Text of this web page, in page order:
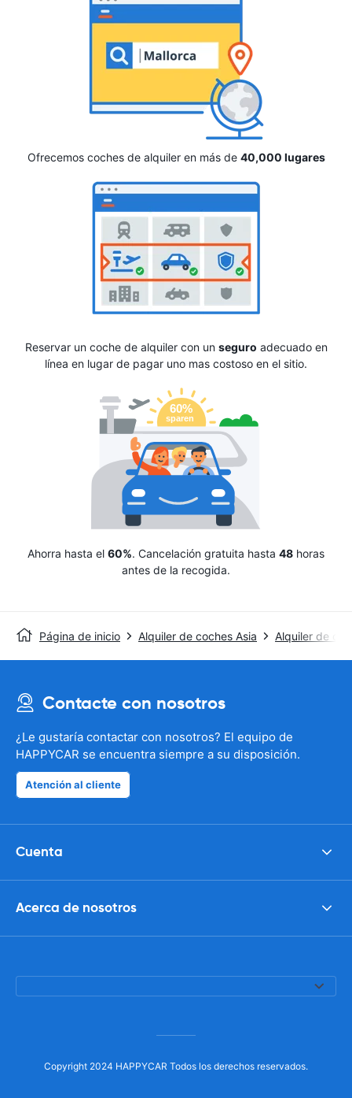
Ofrecemos coches de alquiler en más de 40,000 lugares
Reservar un coche de alquiler con un seguro adecuado en
línea en lugar de pagar uno mas costoso en el sitio.
Ahorra hasta el 60%. Cancelación gratuita hasta 48 horas
antes de la recogida.
Página de inicio Alquiler de coches Asia Alquiler de
Contacte con nosotros
¿Le gustaría contactar con nosotros? El equipo de
HAPPYCAR se encuentra siempre a su disposición.
Atención al cliente
Cuenta
Acerca de nosotros
Copyright 2024 HAPPYCAR Todos los derechos reservados.